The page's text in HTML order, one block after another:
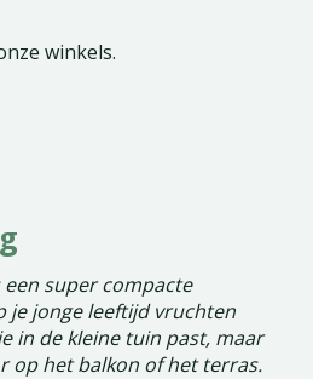
winkels.
super compacte
je jonge leeftijd vruchten
in de kleine tuin past, maar
op het balkon of het terras.